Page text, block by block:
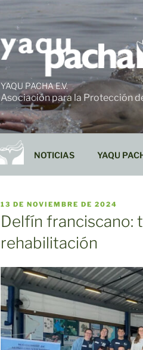
YAQU PACHA E.V.
Asociación para la Protección
NOTICIAS YAQU
PUBLICADO
EL
13 DE NOVIEMBRE DE 2024
Delfín franciscano:
rehabilitación